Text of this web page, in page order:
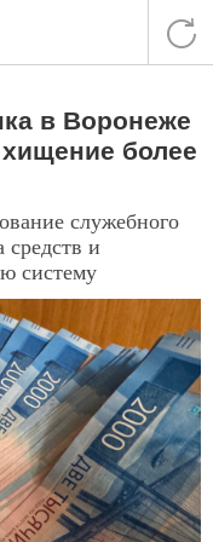
в Воронеже
более
служебного
средств и
систему